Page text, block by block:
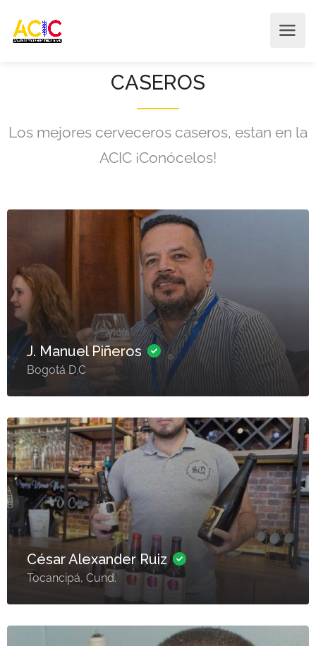
CASEROS
Los mejores cerveceros caseros, estan en la
ACIC ¡Conócelos!
J. Manuel Piñeros
Bogotá D.C
César Alexander Ruiz
Tocancipá, Cund.